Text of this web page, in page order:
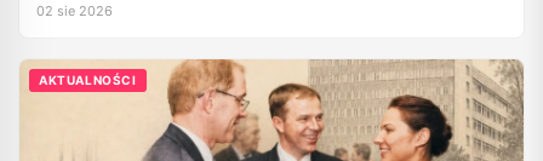
02 sie 2026
AKTUALNOŚCI